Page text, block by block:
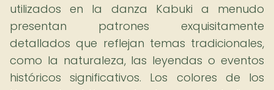
utilizados en la danza Kabuki a menudo
presentan patrones exquisitamente
detallados que reflejan temas tradicionales,
como la naturaleza, las leyendas o eventos
históricos significativos. Los colores de los